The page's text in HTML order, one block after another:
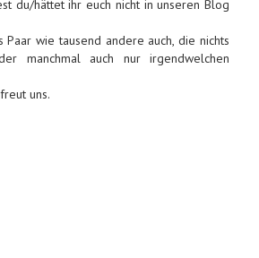
du/hättet ihr euch nicht in unseren Blog
wie tausend andere auch, die nichts
manchmal auch nur irgendwelchen
uns.